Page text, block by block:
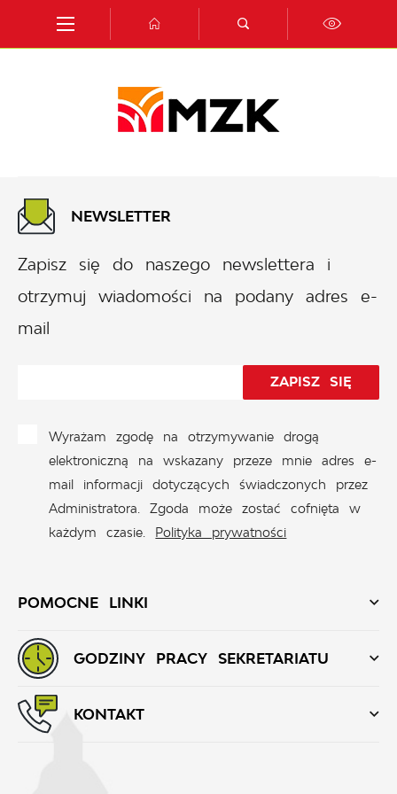
Przejdź do wyszukiwarki.
Przejdź do ustawień wielkości czcionki.
Włącz wersję kontrastową strony.
POMOCNE LINKI
NEWSLETTER
Zapisz się do naszego newslettera i
otrzymuj wiadomości na podany adres e-
mail
Wyrażam zgodę na otrzymywanie drogą
elektroniczną na wskazany przeze mnie adres e-
mail informacji dotyczących świadczonych przez
Administratora. Zgoda może zostać cofnięta w
każdym czasie. Polityka prywatności
GODZINY PRACY SEKRETARIATU
KONTAKT